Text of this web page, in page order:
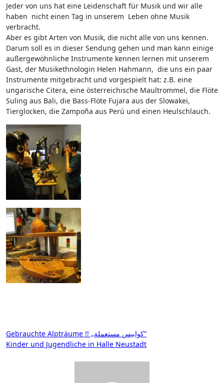
Jeder von uns hat eine Leidenschaft für Musik und wir alle
haben nicht einen Tag in unserem Leben ohne Musik
verbracht.
Aber es gibt Arten von Musik, die nicht alle von uns kennen.
Darum soll es in dieser Sendung gehen und man kann einige
außergewöhnliche Instrumente kennen lernen mit unserem
Gast, der Musikethnologin Helen Hahmann, die uns ein paar
Instrumente mitgebracht und vorgespielt hat: z.B. eine
ungarische Citera, eine österreichische Maultrommel, die Flöte
Suling aus Bali, die Bass-Flöte Fujara aus der Slowakei,
Tierglocken, die Zampoña aus Perú und einen Heulschlauch.
Beitragsnavigation
Gebrauchte Alpträume !! „كوابيس مستعملة“
Kinder und Jugendliche in Halle Neustadt